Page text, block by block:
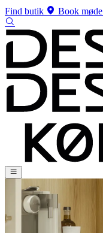
Find butik Book møde